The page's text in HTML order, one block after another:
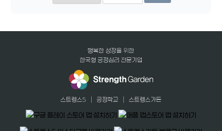
행복한 성장을 위한
한국형 긍정심리 전문기업
스트렝스5 긍정학교 스트렝스가든